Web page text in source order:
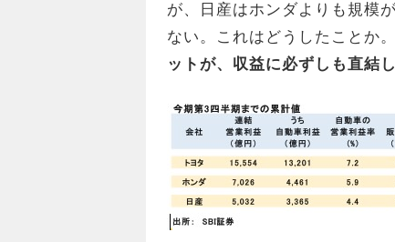
が、日産はホンダよりも規模
ない。これはどうしたことか
ットが、収益に必ずしも直結